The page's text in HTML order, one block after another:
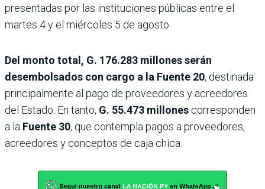
presentadas por las instituciones públicas entre el
martes 4 y el miércoles 5 de agosto.
Del monto total, G. 176.283 millones serán
desembolsados con cargo a la Fuente 20, destinada
principalmente al pago de proveedores y acreedores
del Estado. En tanto, G. 55.473 millones corresponden
a la Fuente 30, que contempla pagos a proveedores,
acreedores y conceptos de caja chica.